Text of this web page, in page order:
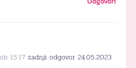
15:17 zadnji odgovor 24.05.2023